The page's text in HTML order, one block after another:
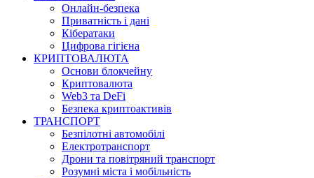
Онлайн-безпека
Приватність і дані
Кібератаки
Цифрова гігієна
КРИПТОВАЛЮТА
Основи блокчейну
Криптовалюта
Web3 та DeFi
Безпека криптоактивів
ТРАНСПОРТ
Безпілотні автомобілі
Електротранспорт
Дрони та повітряний транспорт
Розумні міста і мобільність